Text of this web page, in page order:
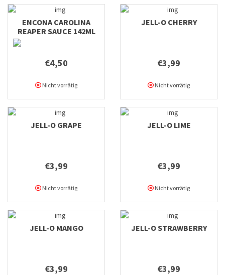
ENCONA CAROLINA
REAPER SAUCE 142ML
€4,50
Nicht vorrätig
JELL-O CHERRY
€3,99
Nicht vorrätig
JELL-O GRAPE
€3,99
Nicht vorrätig
JELL-O LIME
€3,99
Nicht vorrätig
JELL-O MANGO
€3,99
JELL-O STRAWBERRY
€3,99